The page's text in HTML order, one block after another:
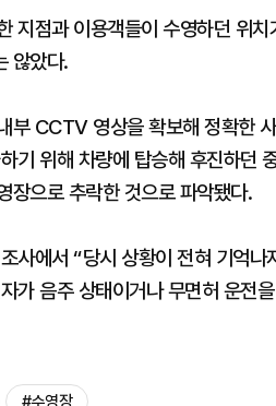
지점과 이용객들이 수영하던 위
않았다.
부 CCTV 영상을 확보해 정확한
기 위해 차량에 탑승해 후진하던
장으로 추락한 것으로 파악됐다.
사에서 “당시 상황이 전혀 기억
가 음주 상태이거나 무면허 운전
#수영장